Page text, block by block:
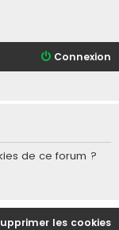
Connexion
de ce forum ?
les cookies